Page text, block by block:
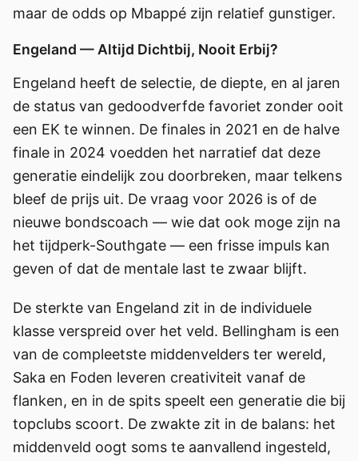
maar de odds op Mbappé zijn relatief gunstiger.
Engeland — Altijd Dichtbij, Nooit Erbij?
Engeland heeft de selectie, de diepte, en al jaren
de status van gedoodverfde favoriet zonder ooit
een EK te winnen. De finales in 2021 en de halve
finale in 2024 voedden het narratief dat deze
generatie eindelijk zou doorbreken, maar telkens
bleef de prijs uit. De vraag voor 2026 is of de
nieuwe bondscoach — wie dat ook moge zijn na
het tijdperk-Southgate — een frisse impuls kan
geven of dat de mentale last te zwaar blijft.
De sterkte van Engeland zit in de individuele
klasse verspreid over het veld. Bellingham is een
van de compleetste middenvelders ter wereld,
Saka en Foden leveren creativiteit vanaf de
flanken, en in de spits speelt een generatie die bij
topclubs scoort. De zwakte zit in de balans: het
middenveld oogt soms te aanvallend ingesteld,